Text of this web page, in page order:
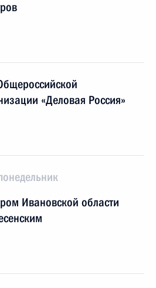
«Деловая Россия»
Ивановской области